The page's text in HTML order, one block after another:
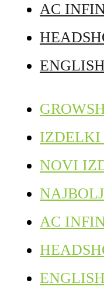
AC
ENGLISH
IZDELKI
NOVI
AC
ENGLISH